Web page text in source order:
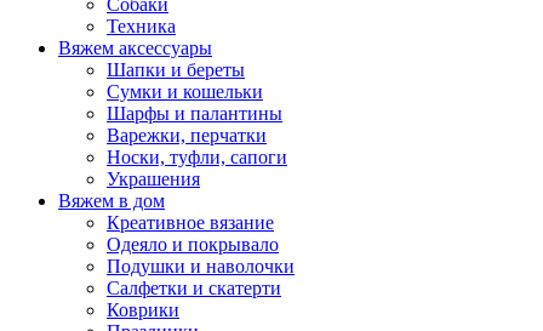
Собаки
Техника
Вяжем аксессуары
Шапки и береты
Сумки и кошельки
Шарфы и палантины
Варежки, перчатки
Носки, туфли, сапоги
Украшения
Вяжем в дом
Креативное вязание
Одеяло и покрывало
Подушки и наволочки
Салфетки и скатерти
Коврики